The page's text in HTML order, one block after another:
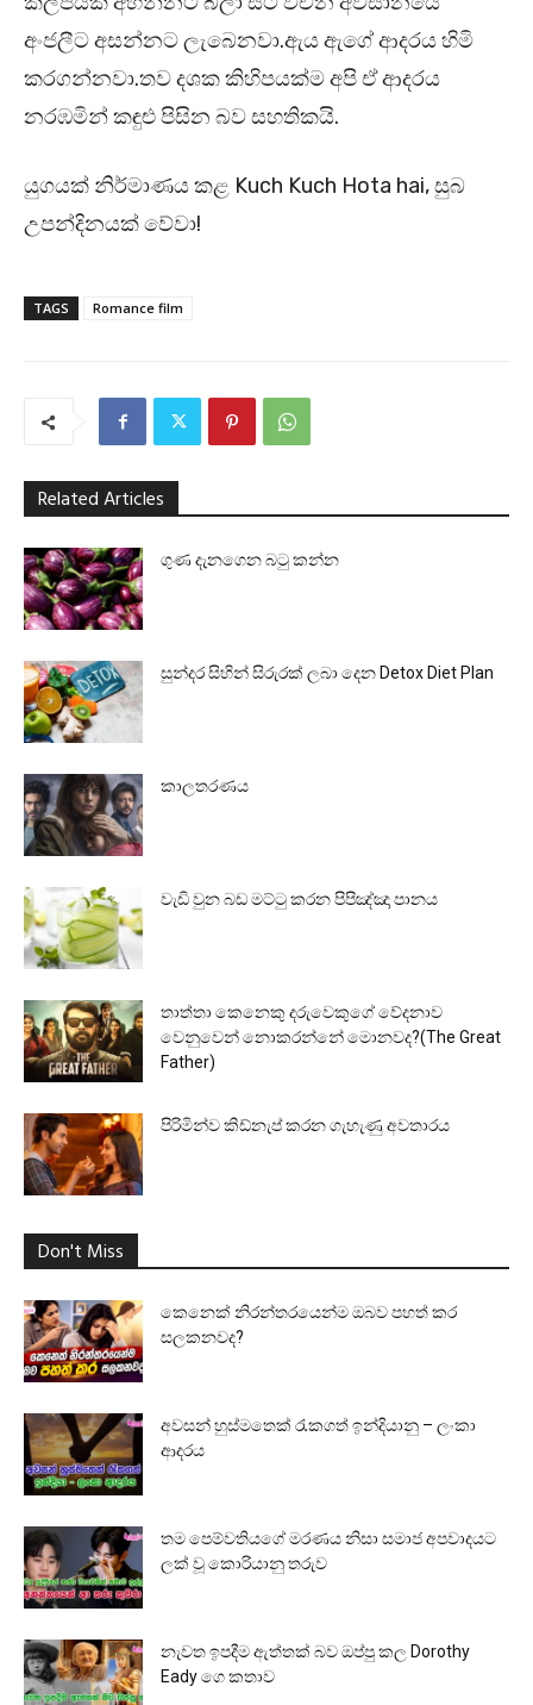
අංජලීට අසන්නට ලැබෙනවා.ඇය ඇගේ ආදරය හිමි
කරගන්නවා.තව දශක කිහිපයක්ම අපි ඒ ආදරය
නරඹමින් කඳුළු පිසින බව සහතිකයි.
යුගයක් නිර්මාණය කළ Kuch Kuch Hota hai, සුබ
උපන්දිනයක් වේවා!
TAGS Romance film
Related Articles
ගුණ දැනගෙන බටු කන්න
සුන්දර සිහින් සිරුරක් ලබා දෙන Detox Diet Plan
කාලතරණය
වැඩි වුන බඩ මට්ටු කරන පිපිඤ්ඤා පානය
තාත්තා කෙනෙකු දරුවෙකුගේ වේදනාව
වෙනුවෙන් නොකරන්නේ මොනවද?(The Great
Father)
පිරිමින්ව කිඩ්නැප් කරන ගැහැණු අවතාරය
Don't Miss
කෙනෙක් නිරන්තරයෙන්ම ඔබව පහත් කර
සලකනවද?
අවසන් හුස්මතෙක් රැකගත් ඉන්දියානු – ලංකා
ආදරය
තම පෙම්වතියගේ මරණය නිසා සමාජ අපවාදයට
ලක් වූ කොරියානු තරුව
නැවත ඉපදීම ඇත්තක් බව ඔප්පු කල Dorothy
Eady ගෙ කතාව